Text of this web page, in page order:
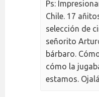
Ps:
Chile. 17
selección de
señorito
bárbaro.
cómo la
estamos.